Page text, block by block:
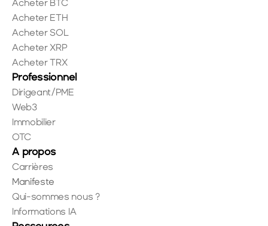
Acheter BTC
Acheter ETH
Acheter SOL
Acheter XRP
Acheter TRX
Professionnel
Dirigeant/PME
Web3
Immobilier
OTC
A propos
Carrières
Manifeste
Qui-sommes nous ?
Informations IA